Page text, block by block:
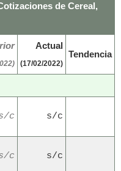
de Cereal,
Actual
(17/02/2022)
Tendencia
c s/c
c s/c